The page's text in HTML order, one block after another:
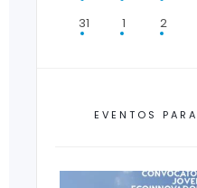
31
1 2
EVENTOS PARA